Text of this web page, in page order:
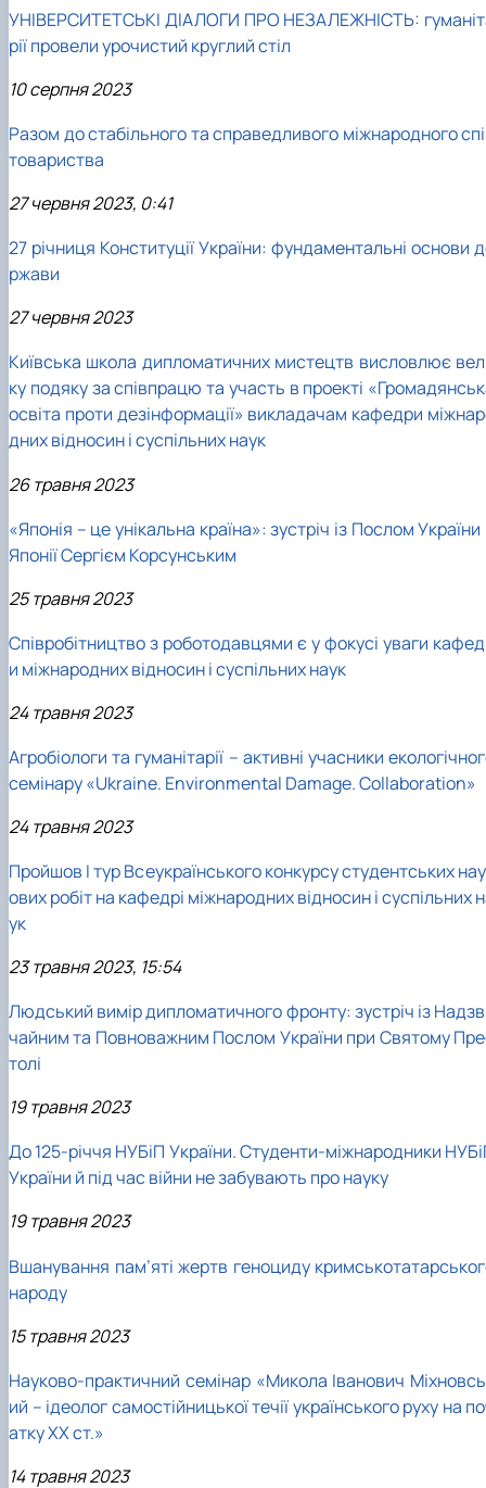
УНІВЕРСИТЕТСЬКІ ДІАЛОГИ ПРО НЕЗАЛЕЖНІСТЬ:
рії провели урочистий круглий стіл
10 серпня 2023
Разом до стабільного та справедливого міжнародного
товариства
27 червня 2023, 0:41
27 річниця Конституції України: фундаментальні основи
ржави
27 червня 2023
Київська школа дипломатичних мистецтв висловлює
ку подяку за співпрацю та участь в проекті
освіта проти дезінформації» викладачам кафедри
дних відносин і суспільних наук
26 травня 2023
«Японія – це унікальна країна»: зустріч із Послом України
Японії Сергієм Корсунським
25 травня 2023
Співробітництво з роботодавцями є у фокусі уваги
и міжнародних відносин і суспільних наук
24 травня 2023
Агробіологи та гуманітарії – активні учасники
семінару «Ukraine. Environmental Damage. Collaboration»
24 травня 2023
Пройшов І тур Всеукраїнського конкурсу студентських
ових робіт на кафедрі міжнародних відносин і суспільних
ук
23 травня 2023, 15:54
Людський вимір дипломатичного фронту: зустріч із
чайним та Повноважним Послом України при Святому
толі
19 травня 2023
До 125-річчя НУБіП України. Студенти-міжнародники
України й під час війни не забувають про науку
19 травня 2023
Вшанування пам’яті жертв геноциду
народу
15 травня 2023
Науково-практичний семінар «Микола Іванович
ий – ідеолог самостійницької течії українського руху на
атку ХХ ст.»
14 травня 2023